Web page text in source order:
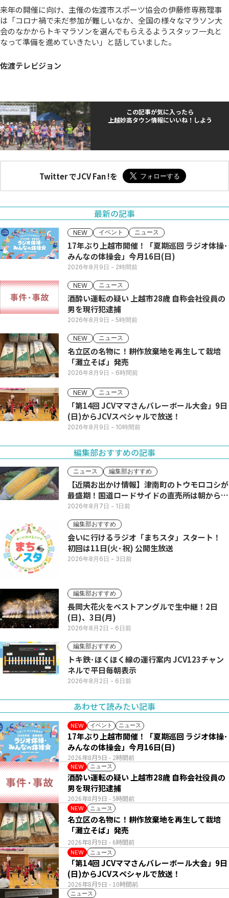
来年の開催に向け、主催の佐渡市スポーツ協会の伊藤修専務理事
は「コロナ禍で未だ参加が難しいなか、全国の様々なマラソン大
会のなかからトキマラソンを選んでもらえるようスタッフ一丸と
なって準備を進めていきたい」と話していました。
佐渡テレビジョン
この記事が気に入ったら
上越妙高タウン情報にいいね！しよう
Twitter でJCV Fan !を
最新の記事
NEW イベント ニュース
17年ぶり上越市開催！「夏期巡回 ラジオ体操･
みんなの体操会」今月16日(日)
2026年8月9日 - 2時間前
NEW ニュース
酒酔い運転の疑い 上越市28歳 自称会社役員の
男を現行犯逮捕
2026年8月9日 - 5時間前
NEW ニュース
名立区の名物に！耕作放棄地を再生して栽培
「灘立そば」発売
2026年8月9日 - 6時間前
NEW ニュース
「第14回 JCVママさんバレーボール大会」9日
(日)からJCVスペシャルで放送！
2026年8月9日 - 10時間前
編集部おすすめの記事
ニュース 編集部おすすめ
【近隣お出かけ情報】津南町のトウモロコシが
最盛期！国道ロードサイドの直売所は朝から長
い列
2026年8月7日 - 1日前
編集部おすすめ
会いに行けるラジオ「まちスタ」スタート！
初回は11日(火･祝) 公開生放送
2026年8月6日 - 3日前
編集部おすすめ
長岡大花火をベストアングルで生中継！2日
(日)、3日(月)
2026年8月2日 - 6日前
編集部おすすめ
トキ鉄･ほくほく線の運行案内 JCV123チャン
ネルで平日毎朝表示
2026年8月2日 - 6日前
あわせて読みたい記事
NEW イベント ニュース
2026年8月9日 - 2時間前
17年ぶり上越市開催！「夏期巡回 ラジオ体操･
みんなの体操会」今月16日(日)
NEW ニュース
2026年8月9日 - 5時間前
酒酔い運転の疑い 上越市28歳 自称会社役員の
男を現行犯逮捕
NEW ニュース
2026年8月9日 - 6時間前
名立区の名物に！耕作放棄地を再生して栽培
「灘立そば」発売
NEW ニュース
2026年8月9日 - 10時間前
「第14回 JCVママさんバレーボール大会」9日
(日)からJCVスペシャルで放送！
ニュース